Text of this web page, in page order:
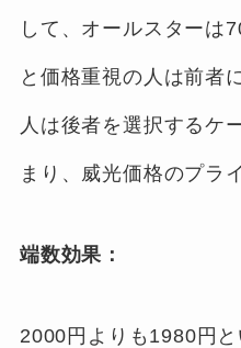
して、オールスターは
と価格重視の人は前者
人は後者を選択するケ
まり、威光価格のプラ
端数効果：
2000円よりも1980円